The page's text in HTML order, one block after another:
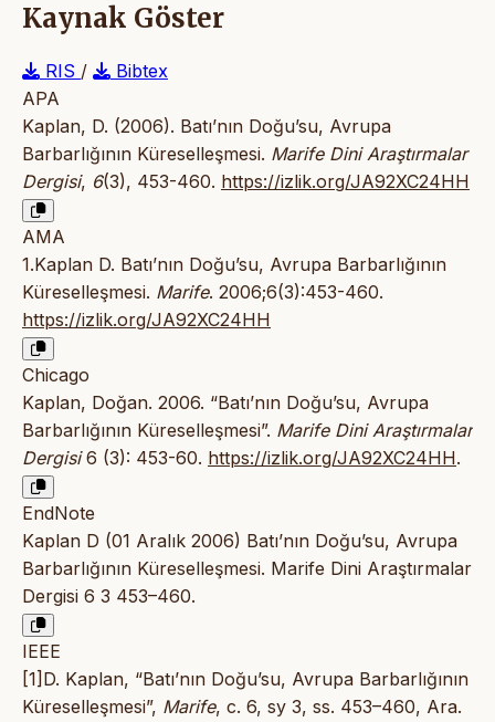
Kaynak Göster
RIS /
Bibtex
APA
Kaplan, D. (2006). Batı’nın Doğu’su, Avrupa
Barbarlığının Küreselleşmesi. Marife Dini Araştırmalar
Dergisi, 6(3), 453-460. https://izlik.org/JA92XC24HH
AMA
1.Kaplan D. Batı’nın Doğu’su, Avrupa Barbarlığının
Küreselleşmesi. Marife. 2006;6(3):453-460.
https://izlik.org/JA92XC24HH
Chicago
Kaplan, Doğan. 2006. “Batı’nın Doğu’su, Avrupa
Barbarlığının Küreselleşmesi”. Marife Dini Araştırmalar
Dergisi6 (3): 453-60. https://izlik.org/JA92XC24HH.
EndNote
Kaplan D (01 Aralık 2006) Batı’nın Doğu’su, Avrupa
Barbarlığının Küreselleşmesi. Marife Dini Araştırmalar
Dergisi 6 3 453–460.
IEEE
[1]D. Kaplan, “Batı’nın Doğu’su, Avrupa Barbarlığının
Küreselleşmesi”, Marife, c. 6, sy 3, ss. 453–460, Ara.